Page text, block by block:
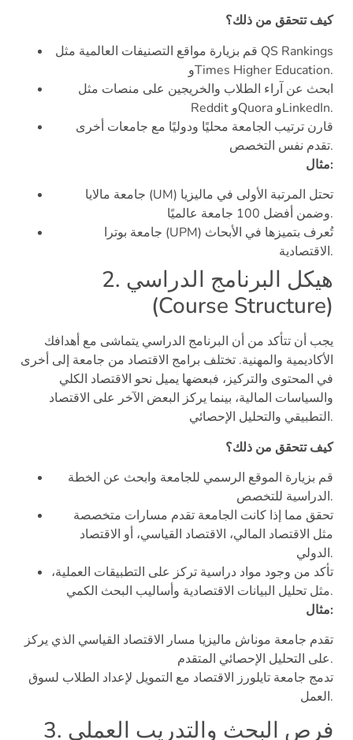
كيف تتحقق من ذلك؟
قم بزيارة مواقع التصنيفات العالمية مثل QS Rankings
وTimes Higher Education.
ابحث عن آراء الطلاب والخريجين على منصات مثل
Reddit وQuora وLinkedIn.
قارن ترتيب الجامعة محليًا ودوليًا مع جامعات أخرى
تقدم نفس التخصص.
مثال:
جامعة مالايا (UM) تحتل المرتبة الأولى في ماليزيا
وضمن أفضل 100 جامعة عالميًا.
جامعة بوترا (UPM) تُعرف بتميزها في الأبحاث
الاقتصادية.
2. هيكل البرنامج الدراسي
(Course Structure)
يجب أن تتأكد من أن البرنامج الدراسي يتماشى مع أهدافك
الأكاديمية والمهنية. تختلف برامج الاقتصاد من جامعة إلى أخرى
في المحتوى والتركيز، فبعضها يميل نحو الاقتصاد الكلي
والسياسات المالية، بينما يركز البعض الآخر على الاقتصاد
التطبيقي والتحليل الإحصائي.
كيف تتحقق من ذلك؟
قم بزيارة الموقع الرسمي للجامعة وابحث عن الخطة
الدراسية للتخصص.
تحقق مما إذا كانت الجامعة تقدم مسارات متخصصة
مثل الاقتصاد المالي، الاقتصاد القياسي، أو الاقتصاد
الدولي.
تأكد من وجود مواد دراسية تركز على التطبيقات العملية،
مثل تحليل البيانات الاقتصادية وأساليب البحث الكمي.
مثال:
تقدم جامعة موناش ماليزيا مسار الاقتصاد القياسي الذي يركز
على التحليل الإحصائي المتقدم.
تدمج جامعة تايلورز الاقتصاد مع التمويل لإعداد الطلاب لسوق
العمل.
3. فرص البحث والتدريب العملي